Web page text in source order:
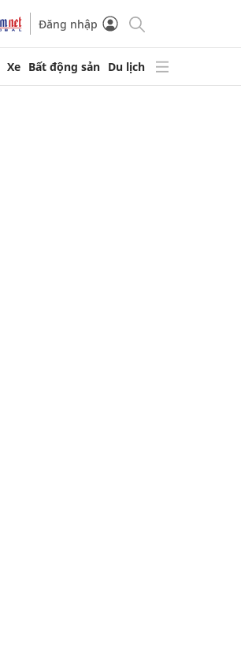
Đăng nhập
Xe Bất động sản Du lịch